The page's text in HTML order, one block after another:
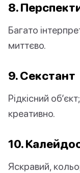
8.
Багато
миттєво.
9. Секстант
Рідкісний
креативно.
10.
Яскравий,